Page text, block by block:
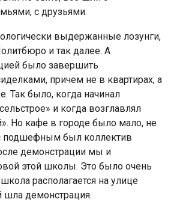
с друзьями.
выдержанные лозунги,
и так далее. А
было завершить
причем не в квартирах, а
Так было, когда начинал
и когда возглавлял
Но кафе в городе было мало, не
подшефным был коллектив
демонстрации мы и
этой школы. Это было очень
располагается на улице
шла демонстрация.